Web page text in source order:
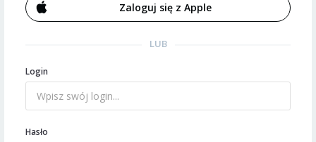
Zaloguj się z Apple
LUB
Login
Hasło